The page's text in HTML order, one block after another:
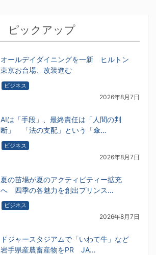
ピックアップ
オールデイダイニングを一新 ヒルトン
東京お台場、改装進む
ビジネス
2026年8月7日
AIは「手段」、最終責任は「人間の判
断」 「法の支配」という「傘…
ビジネス
2026年8月7日
夏の苗場が夏のアクティビティー拡充
へ 四季の各魅力を創出プリンス…
ビジネス
2026年8月7日
ドジャースタジアムで「いわて牛」など
岩手県産農畜産物をPR JA…